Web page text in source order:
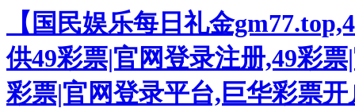
【国民娱乐每日礼金
供49彩票|官网登录注册,49彩
彩票|官网登录平台,巨华彩票